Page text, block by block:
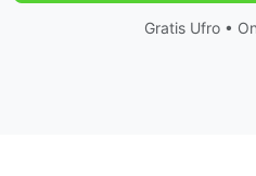
Gratis Ufro •